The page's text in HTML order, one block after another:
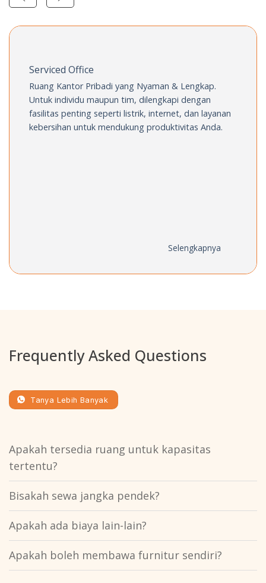
Serviced Office
Ruang Kantor Pribadi yang Nyaman & Lengkap.
Untuk individu maupun tim, dilengkapi dengan
fasilitas penting seperti listrik, internet, dan layanan
kebersihan untuk mendukung produktivitas Anda.
Selengkapnya
Frequently Asked Questions
Tanya Lebih Banyak
Apakah tersedia ruang untuk kapasitas
tertentu?
Bisakah sewa jangka pendek?
Apakah ada biaya lain-lain?
Apakah boleh membawa furnitur sendiri?